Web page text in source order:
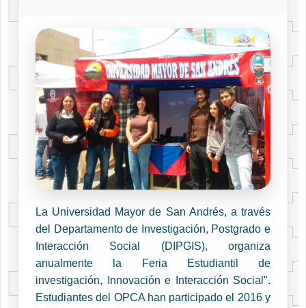
La Universidad Mayor de San Andrés, a través
del Departamento de Investigación, Postgrado e
Interacción Social (DIPGIS), organiza
anualmente la Feria Estudiantil de
investigación, Innovación e Interacción Social".
Estudiantes del OPCA han participado el 2016 y